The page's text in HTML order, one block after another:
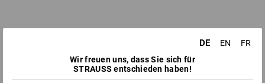
DE EN
FR
Wir freuen uns, dass Sie sich für
STRAUSS entschieden haben!